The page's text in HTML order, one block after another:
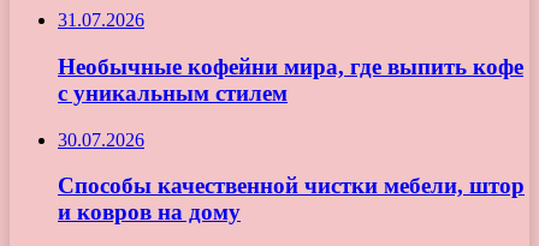
31.07.2026
Необычные кофейни мира, где выпить кофе
с уникальным стилем
30.07.2026
Способы качественной чистки мебели, штор
и ковров на дому